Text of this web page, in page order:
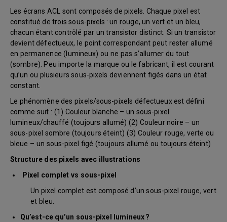
Les écrans ACL sont composés de pixels. Chaque pixel est
constitué de trois sous-pixels : un rouge, un vert et un bleu,
chacun étant contrôlé par un transistor distinct. Si un transistor
devient défectueux, le point correspondant peut rester allumé
en permanence (lumineux) ou ne pas s’allumer du tout
(sombre). Peu importe la marque ou le fabricant, il est courant
qu’un ou plusieurs sous-pixels deviennent figés dans un état
constant.
Le phénomène des pixels/sous-pixels défectueux est défini
comme suit : (1) Couleur blanche – un sous-pixel
lumineux/chauffé (toujours allumé) (2) Couleur noire – un
sous-pixel sombre (toujours éteint) (3) Couleur rouge, verte ou
bleue – un sous-pixel figé (toujours allumé ou toujours éteint)
Structure des pixels avec illustrations
Pixel complet vs sous-pixel
Un pixel complet est composé d’un sous-pixel rouge, vert
et bleu.
Qu’est-ce qu’un sous-pixel lumineux ?